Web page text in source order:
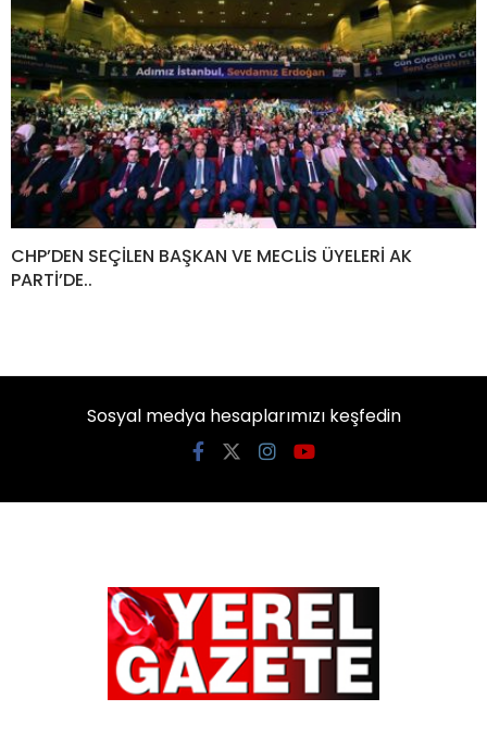
CHP’DEN SEÇİLEN BAŞKAN VE MECLİS ÜYELERİ AK
PARTİ’DE..
Sosyal medya hesaplarımızı keşfedin